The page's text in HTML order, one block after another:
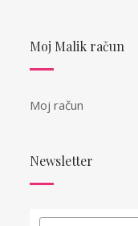
Moj Malik račun
Moj račun
Newsletter